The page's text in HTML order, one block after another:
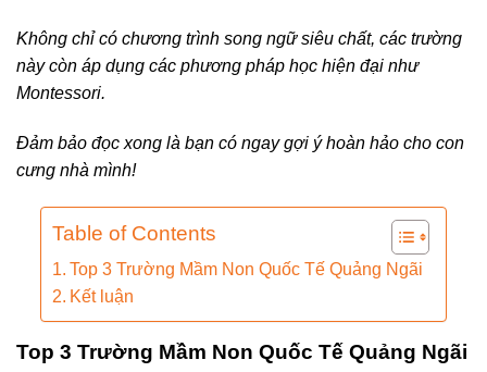
Không chỉ có chương trình song ngữ siêu chất, các trường
này còn áp dụng các phương pháp học hiện đại như
Montessori.
Đảm bảo đọc xong là bạn có ngay gợi ý hoàn hảo cho con
cưng nhà mình!
Table of Contents
Top 3 Trường Mầm Non Quốc Tế Quảng Ngãi
Kết luận
Top 3 Trường Mầm Non Quốc Tế Quảng Ngãi